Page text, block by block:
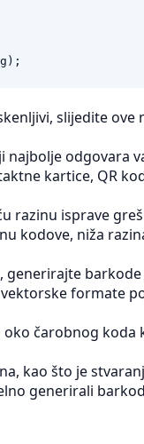
);
slijedite ove
odgovara
kartice, QR
razinu isprave
kodove, niža
generirajte barkode
formate
oko čarobnog koda
kao što je
generirali